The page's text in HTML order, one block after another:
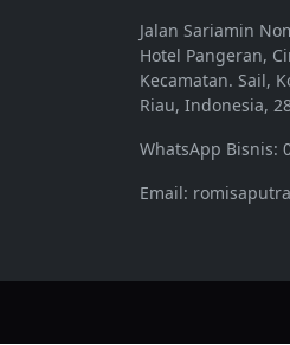
Jalan Sariamin
Hotel Pangeran,
Kecamatan. Sail,
Riau, Indonesia,
WhatsApp Bisnis:
Email: